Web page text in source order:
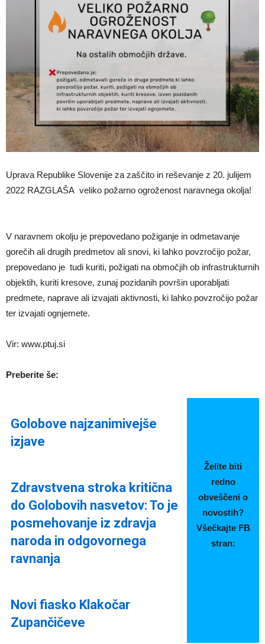
Uprava Republike Slovenije za zaščito in reševanje z 20. julijem
2022 RAZGLAŠA veliko požarno ogroženost naravnega okolja!
V naravnem okolju je prepovedano požiganje in odmetavanje
gorečih ali drugih predmetov ali snovi, ki lahko povzročijo požar,
prepovedano je tudi kuriti, požigati na območjih ob infrastrukturnih
objektih, kuriti kresove, zunaj pozidanih površin uporabljati
predmete, naprave ali izvajati aktivnosti, ki lahko povzročijo požar
ter izvajati ognjemete.
Vir: www.ptuj.si
Preberite še:
Golobove najzanimivejše
izjave
Želite biti
redno
obveščeni o
novostih?
Všečkajte FB
stran:
Zdravstvena stroka kritična
do Golobovih nasvetov: To je
posmehovanje iz zdravja
naroda in odgovornega
ravnanja
Novi fiasko Klakočar
Zupančičeve